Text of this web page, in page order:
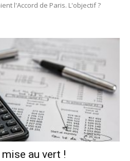
l'Accord de Paris. L'objectif ?
au vert !